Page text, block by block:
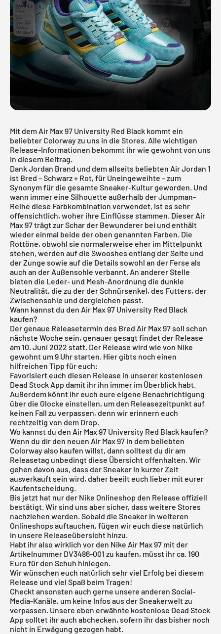
Mit dem Air Max 97 University Red Black kommt ein
beliebter Colorway zu uns in die Stores. Alle wichtigen
Release-Informationen bekommt ihr wie gewohnt von uns
in diesem Beitrag.
Dank Jordan Brand und dem allseits beliebten Air Jordan 1
ist Bred – Schwarz + Rot, für Uneingeweihte – zum
Synonym für die gesamte Sneaker-Kultur geworden. Und
wann immer eine Silhouette außerhalb der Jumpman-
Reihe diese Farbkombination verwendet, ist es sehr
offensichtlich, woher ihre Einflüsse stammen. Dieser Air
Max 97 trägt zur Schar der Bewunderer bei und enthält
wieder einmal beide der oben genannten Farben. Die
Rottöne, obwohl sie normalerweise eher im Mittelpunkt
stehen, werden auf die Swooshes entlang der Seite und
der Zunge sowie auf die Details sowohl an der Ferse als
auch an der Außensohle verbannt. An anderer Stelle
bieten die Leder- und Mesh-Anordnung die dunkle
Neutralität, die zu der der Schnürsenkel, des Futters, der
Zwischensohle und dergleichen passt.
Wann kannst du den Air Max 97 University Red Black
kaufen?
Der genaue Releasetermin des Bred Air Max97 soll schon
nächste Woche sein, genauer gesagt findet der Release
am 10. Juni 2022 statt. Der Release wird wie von Nike
gewohnt um 9 Uhr starten. Hier gibts noch einen
hilfreichen Tipp für euch:
Favorisiert euch diesen Release in unserer kostenlosen
Dead Stock App damit ihr ihn immer im Überblick habt.
Außerdem könnt ihr euch eure eigene Benachrichtigung
über die Glocke einstellen, um den Releasezeitpunkt auf
keinen Fall zu verpassen, denn wir erinnern euch
rechtzeitig von dem Drop.
Wo kannst du den Air Max 97 University Red Black kaufen?
Wenn du dir den neuen Air Max 97 in dem beliebten
Colorway also kaufen willst, dann solltest du dir am
Releasetag unbedingt diese Übersicht offenhalten. Wir
gehen davon aus, dass der Sneaker in kurzer Zeit
ausverkauft sein wird, daher beeilt euch lieber mit eurer
Kaufentscheidung.
Bis jetzt hat nur der Nike Onlineshop den Release offiziell
bestätigt. Wir sind uns aber sicher, dass weitere Stores
nachziehen werden. Sobald die Sneaker in weiteren
Onlineshops auftauchen, fügen wir euch diese natürlich
in unsere Releaseübersicht hinzu.
Habt ihr also wirklich vor den Nike Air Max 97 mit der
Artikelnummer DV3486-001 zu kaufen, müsst ihr ca. 190
Euro für den Schuh hinlegen.
Wir wünschen euch natürlich sehr viel Erfolg bei diesem
Release und viel Spaß beim Tragen!
Checkt ansonsten auch gerne unsere anderen Social-
Media-Kanäle, um keine Infos aus der Sneakerwelt zu
verpassen. Unsere eben erwähnte kostenlose Dead Stock
App solltet ihr auch abchecken, sofern ihr das bisher noch
nicht in Erwägung gezogen habt.